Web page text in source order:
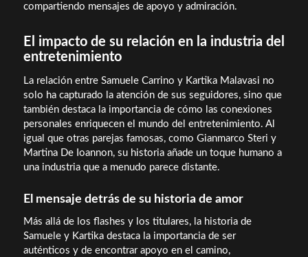
compartiendo mensajes de apoyo y admiración.
El impacto de su relación en la industria del
entretenimiento
La relación entre Samuele Carrino y Kartika Malavasi no
solo ha capturado la atención de sus seguidores, sino que
también destaca la importancia de cómo las conexiones
personales enriquecen el mundo del entretenimiento. Al
igual que otras parejas famosas, como Gianmarco Steri y
Martina De Ioannon, su historia añade un toque humano a
una industria que a menudo parece distante.
El mensaje detrás de su historia de amor
Más allá de los flashes y los titulares, la historia de
Samuele y Kartika destaca la importancia de ser
auténticos y de encontrar apoyo en el camino,